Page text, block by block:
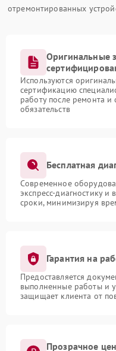
отремонтированных
Оригинальные
Используются
сертификацию
работу после ремонта
обязательств
Бесплатная
Современное
экспресс-диагностику и
сроки, минимизируя
Гарантия на
Предоставляется
выполненные работы и
защищает клиента от
Прозрачное